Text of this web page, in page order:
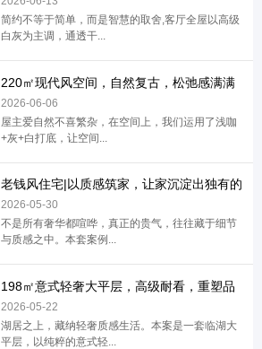
简约不等于简单，而是智慧的取舍,客厅全屋以高级
白灰为主调，通透干...
220㎡现代风空间，自然复古，松弛感满满
2026-06-06
屋主爱自然不喜繁杂，在空间上，我们运用了浅咖
+灰+白打底，让空间...
老钱风住宅|以质感筑家，让家沉淀出独有的
2026-05-30
不是所有奢华都喧哗，真正的贵气，往往藏于细节
与质感之中。本套案例...
198㎡意式轻奢大平层，高级耐看，重塑品
2026-05-22
湖居之上，藏纳轻奢质感生活。本案是一套临湖大
平层，以纯粹的意式轻...